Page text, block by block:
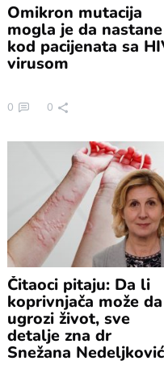
Omikron mutacija
mogla je da nastane
kod pacijenata sa
virusom
0 0
Čitaoci pitaju: Da li
koprivnjača može da
ugrozi život, sve
detalje zna dr
Snežana Nedeljković